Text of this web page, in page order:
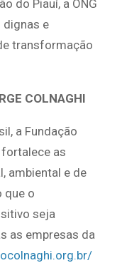
do Piauí, a ONG
e
transformação
COLNAGHI
a Fundação
as
ambiental e de
que o
seja
as empresas da